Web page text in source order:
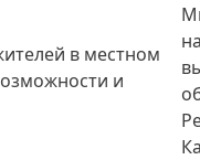
в местном
и